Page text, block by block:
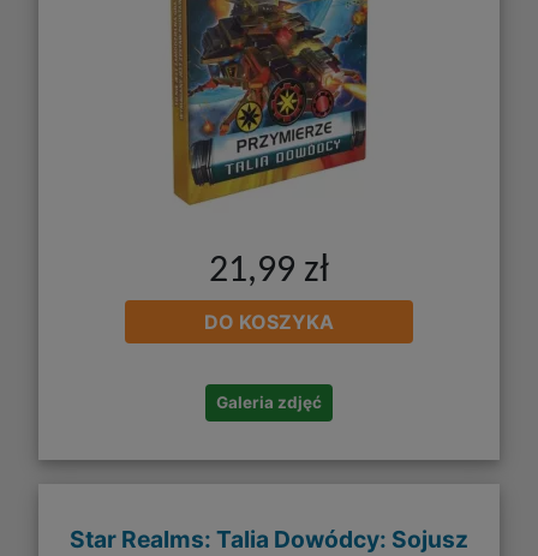
21,99 zł
DO KOSZYKA
Galeria zdjęć
Star Realms: Talia Dowódcy: Sojusz